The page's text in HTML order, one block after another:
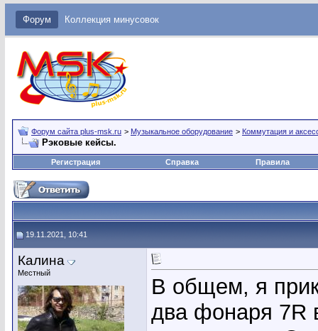
Форум Коллекция минусовок
Форум сайта plus-msk.ru > Музыкальное оборудование > Коммутация и
Рэковые кейсы.
Регистрация Справка Правила
19.11.2021, 10:41
Калина
Местный
В общем, я
два фонаря 7R